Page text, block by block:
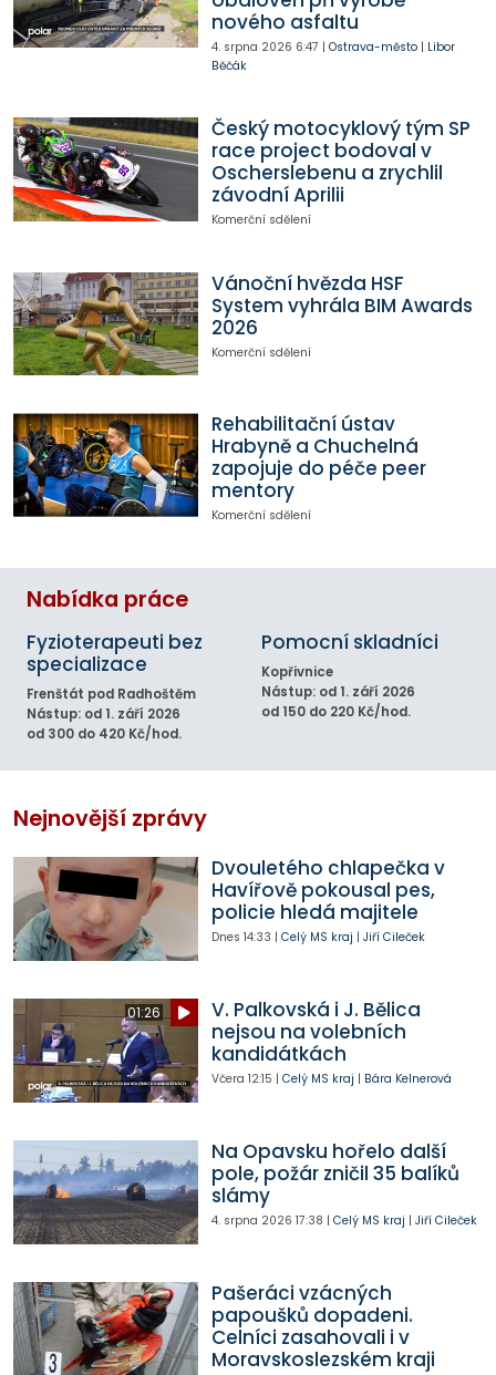
nového asfaltu
4. srpna 2026 6:47 | Ostrava-město| Libor
Běčák
Český motocyklový tým SP
race project bodoval v
Oscherslebenu a zrychlil
závodní Aprilii
Komerční sdělení
Vánoční hvězda HSF
System vyhrála BIM Awards
2026
Komerční sdělení
Rehabilitační ústav
Hrabyně a Chuchelná
zapojuje do péče peer
mentory
Komerční sdělení
Nabídka práce
Fyzioterapeuti bez
specializace
Frenštát pod Radhoštěm
Nástup: od 1. září 2026
od 300 do 420 Kč/hod.
Pomocní skladníci
Kopřivnice
Nástup: od 1. září 2026
od 150 do 220 Kč/hod.
Nejnovější zprávy
Dvouletého chlapečka v
Havířově pokousal pes,
policie hledá majitele
Dnes 14:33 | Celý MS kraj | Jiří Cileček
01:26
V. Palkovská i J. Bělica
nejsou na volebních
kandidátkách
Včera 12:15 | Celý MS kraj | Bára Kelnerová
Na Opavsku hořelo další
pole, požár zničil 35 balíků
slámy
4. srpna 2026 17:38 | Celý MS kraj | Jiří Cileček
Pašeráci vzácných
papoušků dopadeni.
Celníci zasahovali i v
Moravskoslezském kraji